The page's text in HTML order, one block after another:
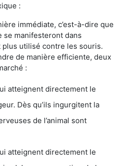
:
immédiate, c’est-à-dire que
se manifesteront dans
plus utilisé contre les souris.
de manière efficiente, deux
:
atteignent directement le
Dès qu’ils ingurgitent la
de l’animal sont
atteignent directement le